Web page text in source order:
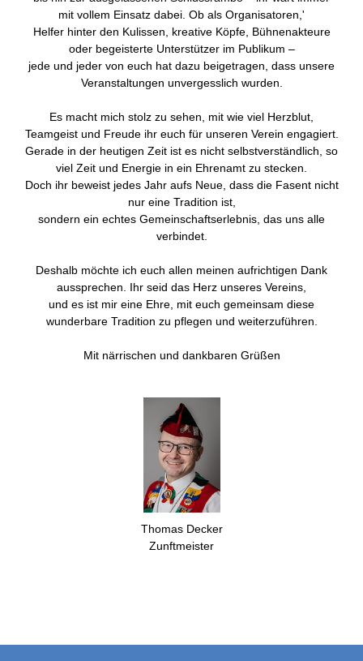
mit vollem Einsatz dabei. Ob als Organisatoren,'
Helfer hinter den Kulissen, kreative Köpfe, Bühnenakteure
oder begeisterte Unterstützer im Publikum –
jede und jeder von euch hat dazu beigetragen, dass unsere
Veranstaltungen unvergesslich wurden.
Es macht mich stolz zu sehen, mit wie viel Herzblut,
Teamgeist und Freude ihr euch für unseren Verein engagiert.
Gerade in der heutigen Zeit ist es nicht selbstverständlich, so
viel Zeit und Energie in ein Ehrenamt zu stecken.
Doch ihr beweist jedes Jahr aufs Neue, dass die Fasent nicht
nur eine Tradition ist,
sondern ein echtes Gemeinschaftserlebnis, das uns alle
verbindet.
Deshalb möchte ich euch allen meinen aufrichtigen Dank
aussprechen. Ihr seid das Herz unseres Vereins,
und es ist mir eine Ehre, mit euch gemeinsam diese
wunderbare Tradition zu pflegen und weiterzuführen.
Mit närrischen und dankbaren Grüßen
Thomas Decker
Zunftmeister